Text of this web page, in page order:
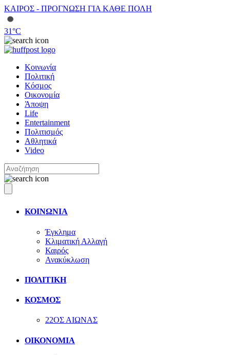
ΚΑΙΡΟΣ - ΠΡΟΓΝΩΣΗ ΓΙΑ ΚΑΘΕ ΠΟΛΗ
31°C
Κοινωνία
Πολιτική
Κόσμος
Οικονομία
Άποψη
Life
Entertainment
Πολιτισμός
Αθλητικά
Video
ΚΟΙΝΩΝΙΑ
Έγκλημα
Κλιματική Αλλαγή
Καιρός
Ανακύκλωση
ΠΟΛΙΤΙΚΗ
ΚΟΣΜΟΣ
22ΟΣ ΑΙΩΝΑΣ
ΟΙΚΟΝΟΜΙΑ